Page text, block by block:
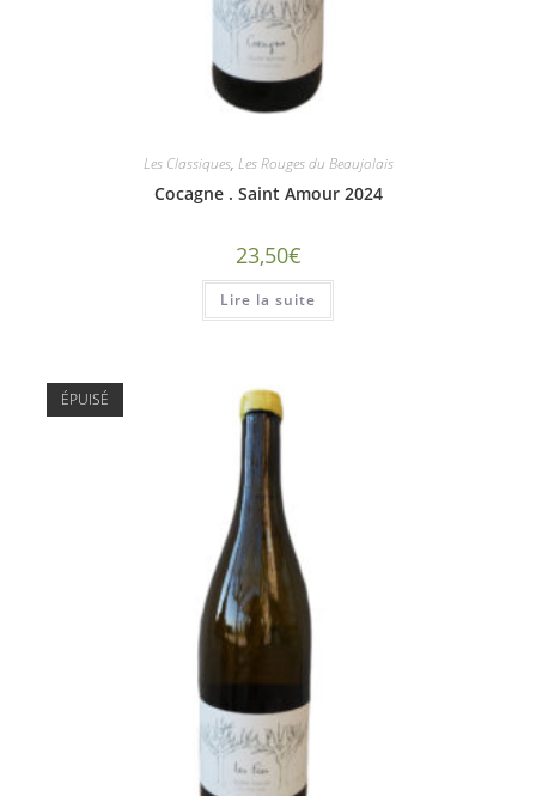
Les Classiques, Les Rouges du Beaujolais
Cocagne . Saint Amour 2024
23,50€
Lire la suite
ÉPUISÉ